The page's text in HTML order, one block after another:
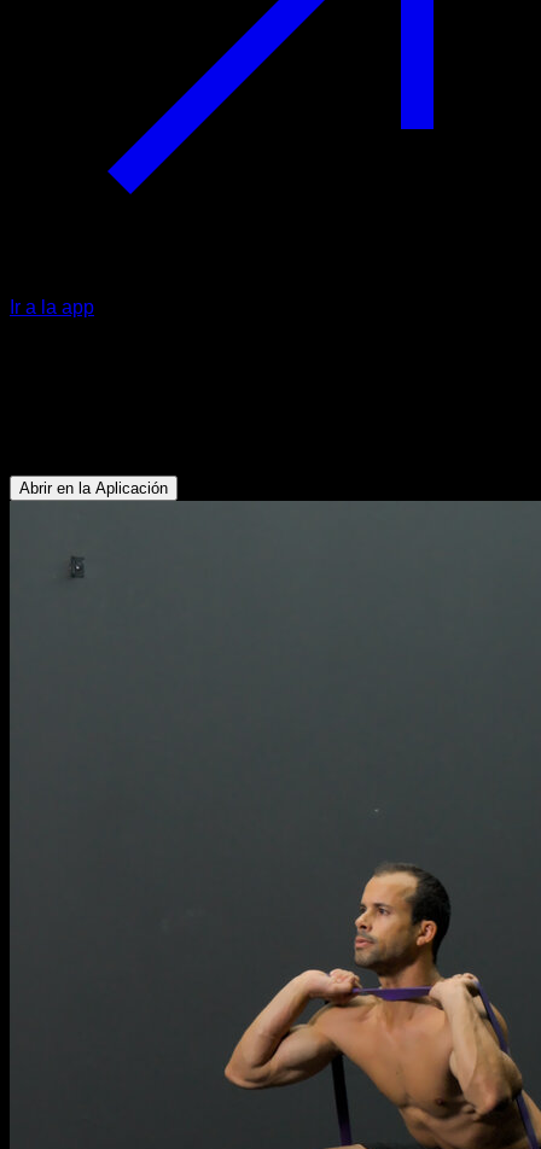
Ir a la app
Abrir en la Aplicación